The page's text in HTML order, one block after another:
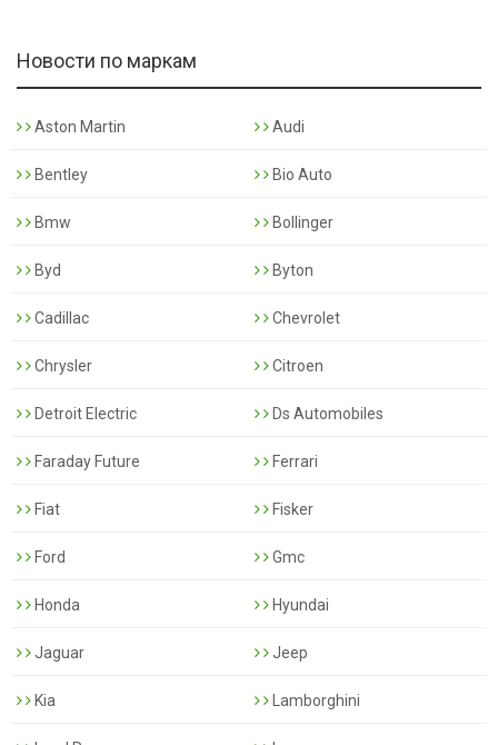
Новости по маркам
Aston Martin Audi
Bentley Bio Auto
Bmw Bollinger
Byd Byton
Cadillac Chevrolet
Chrysler Citroen
Detroit Electric Ds Automobiles
Faraday Future Ferrari
Fiat Fisker
Ford Gmc
Honda Hyundai
Jaguar Jeep
Kia Lamborghini